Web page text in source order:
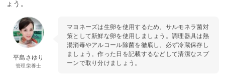
ょう。
平島さゆり
管理栄養士
マヨネーズは生卵を使用するため、サルモネラ菌対
策として新鮮な卵を使用しましょう。調理器具は熱
湯消毒やアルコール除菌を徹底し、必ず冷蔵保存し
ましょう。作った日を記載するなどして清潔なスプ
ーンで取り分けましょう。